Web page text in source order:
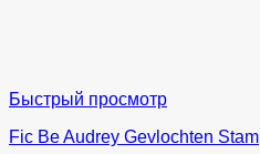
Быстрый просмотр
Fic Be Audrey Gevlochten Stam